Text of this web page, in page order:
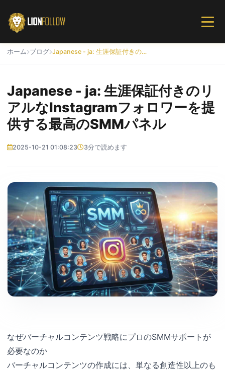
ホーム ブログ Japanese - ja: 生涯保証付きのリアルなInstagramフォロワーを提供する最高のSMMパネル
Japanese - ja: 生涯保証付きのリ
アルなInstagramフォロワーを提
供する最高のSMMパネル
2025-10-21 01:08:23 3分で読めます
なぜバーチャルコンテンツ戦略にプロのSMMサポートが
必要なのか
バーチャルコンテンツの作成には、単なる創造性以上のも